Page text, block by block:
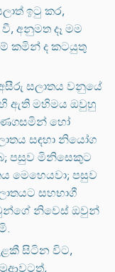
ඉටු කර,
අනුමත දෑ මම
කමින් ද කටයුතු
සලාතය වනුයේ
ඇති මහිමය ඔවුහු
හෝ
සඳහා නියෝග
පසුව මිනිසෙකුට
මෙහෙයවා; පසුව
සහභාගී
නිවෙස් ඔවුන්
සිටින විට,